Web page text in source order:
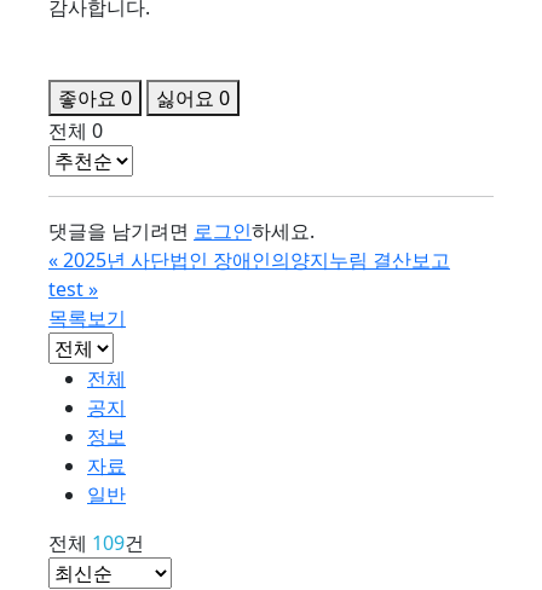
감사합니다.
좋아요 0 싫어요 0
전체 0
댓글을 남기려면 로그인하세요.
«2025년 사단법인 장애인의양지누림 결산보고
test»
목록보기
전체
공지
정보
자료
일반
전체 109건